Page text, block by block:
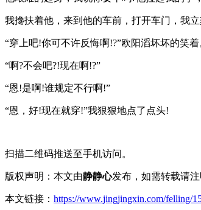
我搀扶着他，来到他的车前，打开车门，我
“穿上吧!你可不许反悔啊!?”欧阳滔坏坏的笑着
“啊?不会吧?!现在啊!?”
“恩!是啊!谁规定不行啊!”
“恩，好!现在就穿!”我狠狠地点了点头!
扫描二维码推送至手机访问。
版权声明：本文由静静心发布，如需转载请注
本文链接： https://www.jingjingxin.com/felling/